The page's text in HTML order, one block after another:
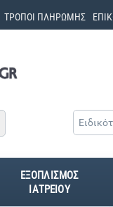
ΤΡΟΠΟΙ ΠΛΗΡΩΜΗΣ
ΕΞΟΠΛΙΣΜΟΣ
ΙΑΤΡΕΙΟΥ